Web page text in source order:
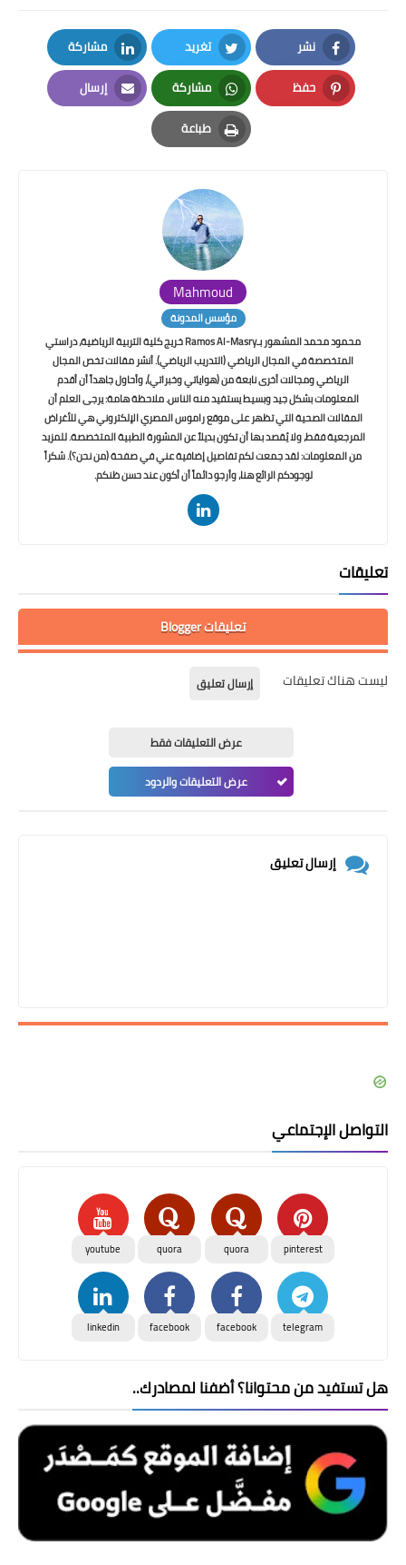
نشر
Facebook
تغريد
Twitter
مشاركة
LinkedIn
حفظ
Pinterest
مشاركة
Whatsapp
إرسال
Email
طباعة
Print
Mahmoud
مؤسس المدونة
محمود محمد المشهور بـRamos Al-Masry خريج كلية التربية الرياضية، دراستي
المتخصصة في المجال الرياضي (التدريب الرياضي). أنشر مقالات تخص المجال
الرياضي ومجالات أخرى نابعة من (هواياتي وخبراتي)، وأحاول جاهداً أن أقدم
المعلومات بشكل جيد وبسيط يستفيد منه الناس. ملاحظة هامة: يرجى العلم أن
المقالات الصحية التي تظهر على موقع راموس المصري الإلكتروني هي للأغراض
المرجعية فقط، ولا يُقصد بها أن تكون بديلاً عن المشورة الطبية المتخصصة. للمزيد
من المعلومات: لقد جمعت لكم تفاصيل إضافية عني في صفحة (من نحن؟). شكراً
لوجودكم الرائع هنا، وأرجو دائماً أن أكون عند حسن ظنكم.
تعليقات
تعليقات Blogger
ليست هناك تعليقات إرسال تعليق
عرض التعليقات فقط
عرض التعليقات والردود
إرسال تعليق
التواصل الإجتماعي
pinterest
quora
quora
youtube
telegram
facebook
facebook
linkedin
هل تستفيد من محتوانا؟ أضفنا لمصادرك..